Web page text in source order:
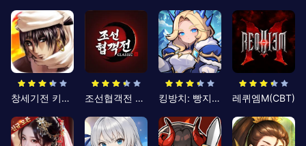
창세기전 키우기 조선협객전 클래식 킹방치: 빵지의 제왕 레퀴엠M(CBT)